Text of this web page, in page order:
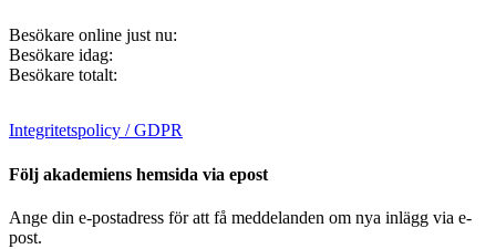
Besökare online just nu:
Besökare idag:
Besökare totalt:
Integritetspolicy / GDPR
Följ akademiens hemsida via epost
Ange din e-postadress för att få meddelanden om nya inlägg via e-
post.